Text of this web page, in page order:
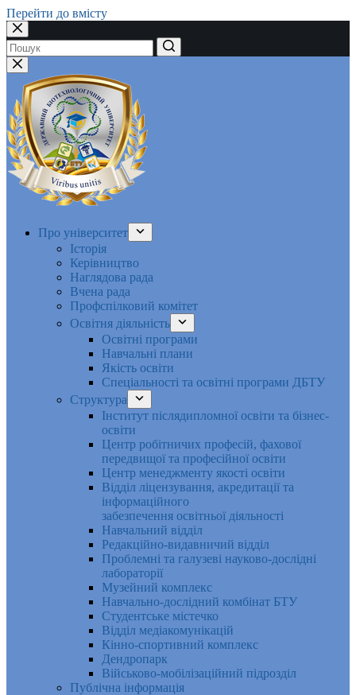
Перейти до вмісту
Немає
результатів
Про університет
Історія
Керівництво
Наглядова рада
Вчена рада
Профспілковий комітет
Освітня діяльність
Освітні програми
Навчальні плани
Якість освіти
Спеціальності та освітні програми ДБТУ
Структура
Інститут післядипломної освіти та бізнес-
освіти
Центр робітничих професій, фахової
передвищої та професійної освіти
Центр менеджменту якості освіти
Відділ ліцензування, акредитації та
інформаційного
забезпечення освітньої діяльності
Навчальний відділ
Редакційно-видавничий відділ
Проблемні та галузеві науково-дослідні
лабораторії
Музейний комплекс
Навчально-дослідний комбінат БТУ
Студентське містечко
Відділ медіакомунікацій
Кінно-спортивний комплекс
Дендропарк
Військово-мобілізаційний підрозділ
Публічна інформація